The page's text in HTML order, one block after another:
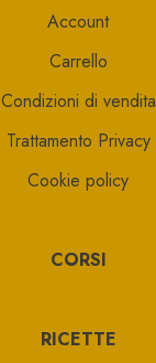
Account
Carrello
Condizioni di vendita
Trattamento Privacy
Cookie policy
CORSI
RICETTE